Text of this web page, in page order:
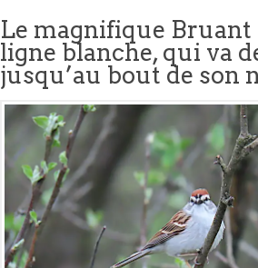
Le magnifique Bruant
ligne blanche, qui va
jusqu’au bout de son